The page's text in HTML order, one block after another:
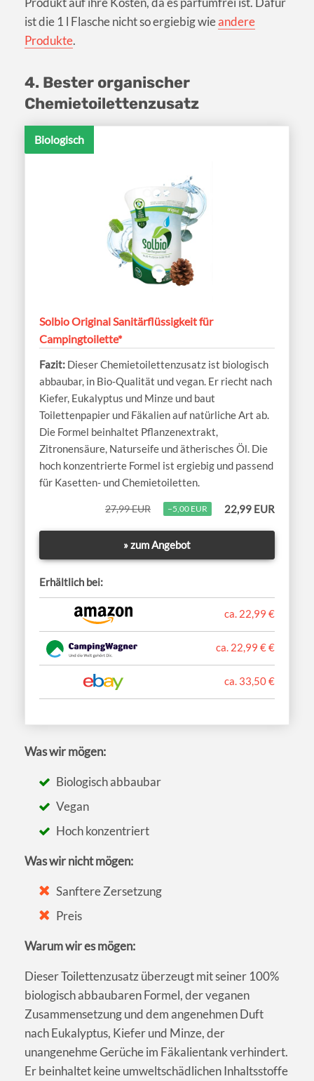
ist die 1 l Flasche nicht so ergiebig wieandere
Produkte.
4. Bester organischer
Chemietoilettenzusatz
Biologisch
Solbio Original Sanitärflüssigkeit für
Campingtoilette*
Dieser Chemietoilettenzusatz ist biologisch
abbaubar, in Bio-Qualität und vegan. Er riecht nach
Kiefer, Eukalyptus und Minze und baut
Toilettenpapier und Fäkalien auf natürliche Art ab.
Die Formel beinhaltet Pflanzenextrakt,
Zitronensäure, Naturseife und ätherisches Öl. Die
hoch konzentrierte Formel ist ergiebig und passend
für Kasetten- und Chemietoiletten.
27,99 EUR −5,00 EUR 22,99 EUR
» zum Angebot
Erhältlich bei:
ca. 22,99 €
ca. 22,99 € €
ca. 33,50 €
Was wir mögen:
Biologisch abbaubar
Vegan
Hoch konzentriert
Was wir nicht mögen:
Sanftere Zersetzung
Preis
Warum wir es mögen:
Dieser Toilettenzusatz überzeugt mit seiner 100%
biologisch abbaubaren Formel, der veganen
Zusammensetzung und dem angenehmen Duft
nach Eukalyptus, Kiefer und Minze, der
unangenehme Gerüche im Fäkalientank verhindert.
Er beinhaltet keine umweltschädlichen Inhaltsstoffe